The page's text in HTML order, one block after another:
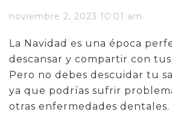
noviembre 2, 2023 10:01 am
La Navidad es una época
descansar y compartir con
Pero no debes descuidar tu
ya que podrías sufrir
otras enfermedades dentales.